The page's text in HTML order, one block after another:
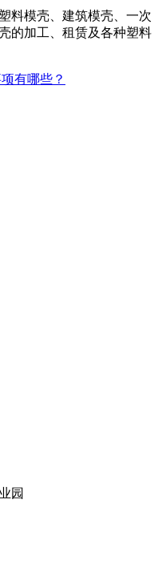
料模壳、建筑模壳、一次
的加工、租赁及各种塑料
有哪些？
园